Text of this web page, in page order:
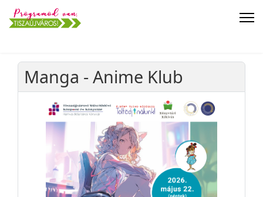
Manga - Anime Klub